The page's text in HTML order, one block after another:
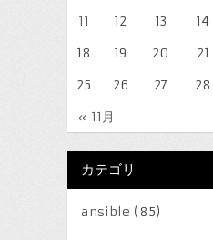
« 11月
11
12 13 14
18
19 20 21
25
26 27 28
カテゴリ
ansible (85)